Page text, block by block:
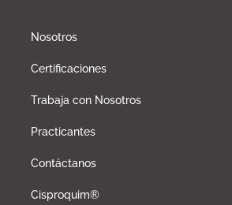
Nosotros
Certificaciones
Trabaja con Nosotros
Practicantes
Contáctanos
Cisproquim®